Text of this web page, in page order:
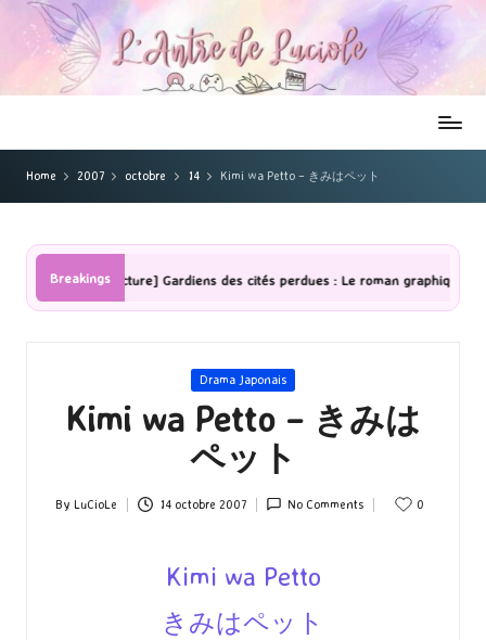
Home 2007 octobre 14 Kimi wa Petto – きみはペット
Breakings
[Lecture] Gardiens des cités perdues : Le roman graphique Tome 1
Posted
Drama Japonais
Kimi wa Petto – きみは
ペット
Posted
By LuCioLe 14 octobre 2007 No Comments 0
Kimi wa Petto
きみはペット